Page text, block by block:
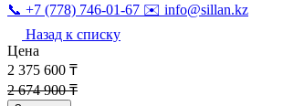
📞 +7 (778) 746-01-67 ✉️ info@sillan.kz
Назад к списку
Цена
2 375 600 ₸
2 674 900 ₸